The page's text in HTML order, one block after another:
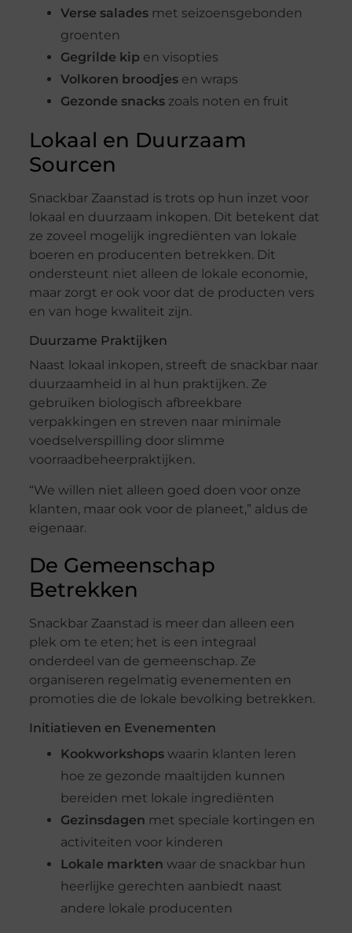
Verse saladesmet seizoensgebonden
groenten
Gegrilde kip en visopties
Volkoren broodjesen wraps
Gezonde snackszoals noten en fruit
Lokaal en Duurzaam
Sourcen
Snackbar Zaanstad is trots op hun inzet voor
lokaal en duurzaam inkopen. Dit betekent dat
ze zoveel mogelijk ingrediënten van lokale
boeren en producenten betrekken. Dit
ondersteunt niet alleen de lokale economie,
maar zorgt er ook voor dat de producten vers
en van hoge kwaliteit zijn.
Duurzame Praktijken
Naast lokaal inkopen, streeft de snackbar naar
duurzaamheid in al hun praktijken. Ze
gebruiken biologisch afbreekbare
verpakkingen en streven naar minimale
voedselverspilling door slimme
voorraadbeheerpraktijken.
“We willen niet alleen goed doen voor onze
klanten, maar ook voor de planeet,” aldus de
eigenaar.
De Gemeenschap
Betrekken
Snackbar Zaanstad is meer dan alleen een
plek om te eten; het is een integraal
onderdeel van de gemeenschap. Ze
organiseren regelmatig evenementen en
promoties die de lokale bevolking betrekken.
Initiatieven en Evenementen
Kookworkshopswaarin klanten leren
hoe ze gezonde maaltijden kunnen
bereiden met lokale ingrediënten
Gezinsdagen met speciale kortingen en
activiteiten voor kinderen
Lokale markten waar de snackbar hun
heerlijke gerechten aanbiedt naast
andere lokale producenten